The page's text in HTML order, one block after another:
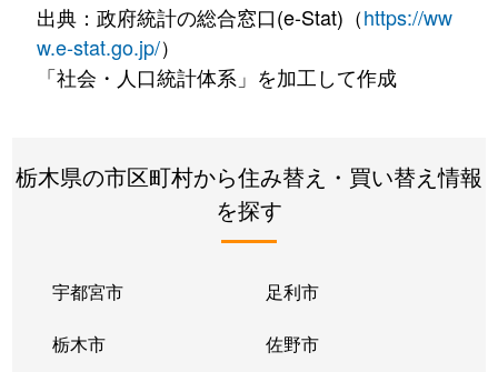
出典：政府統計の総合窓口(e-Stat)（https://ww
w.e-stat.go.jp/）
「社会・人口統計体系」を加工して作成
栃木県の市区町村から住み替え・買い替え情報
を探す
宇都宮市 足利市
栃木市 佐野市